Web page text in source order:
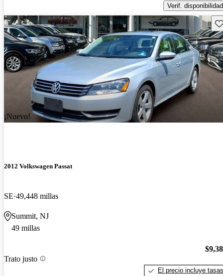
Verif. disponibilidad
¡Nuevo!
2012 Volkswagen Passat
SE 49,448 millas
Summit, NJ
49 millas
Trato justo
El precio incluye tasas